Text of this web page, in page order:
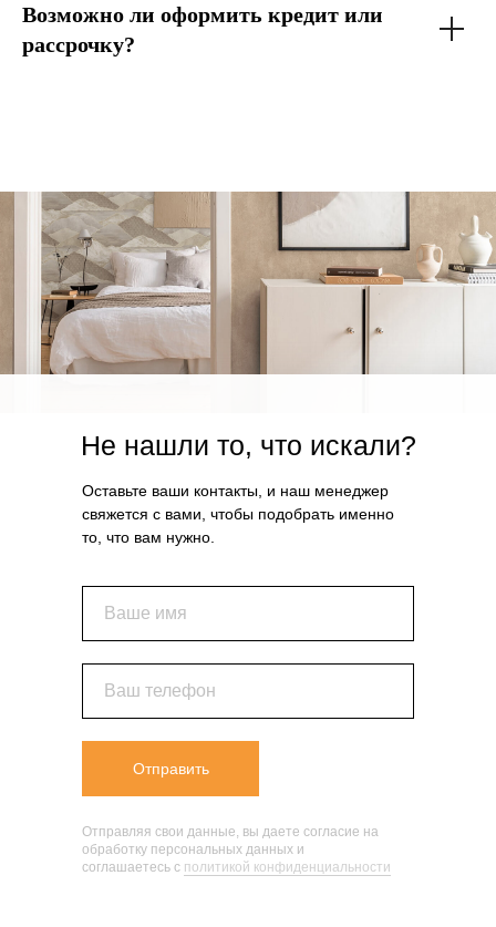
Возможно ли оформить кредит или
рассрочку?
Ваше имя
Ваш телефон
Отправить
Не нашли то, что искали?
Оставьте ваши контакты, и наш менеджер
свяжется с вами, чтобы подобрать именно
то, что вам нужно.
Отправляя свои данные, вы даете согласие на
обработку персональных данных и
соглашаетесь c политикой конфиденциальности